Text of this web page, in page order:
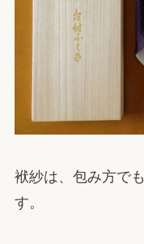
袱紗は、包み方で
す。